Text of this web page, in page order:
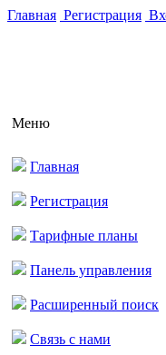
Главная Регистрация
Меню
Главная
Регистрация
Тарифные планы
Панель управления
Расширенный поиск
Связь с нами